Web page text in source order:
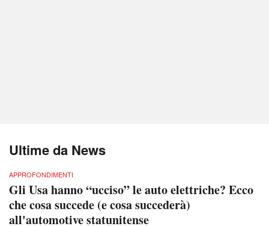
Ultime da News
APPROFONDIMENTI
Gli Usa hanno “ucciso” le auto elettriche? Ecco
che cosa succede (e cosa succederà)
all'automotive statunitense